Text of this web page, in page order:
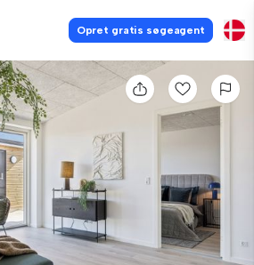
Opret gratis søgeagent